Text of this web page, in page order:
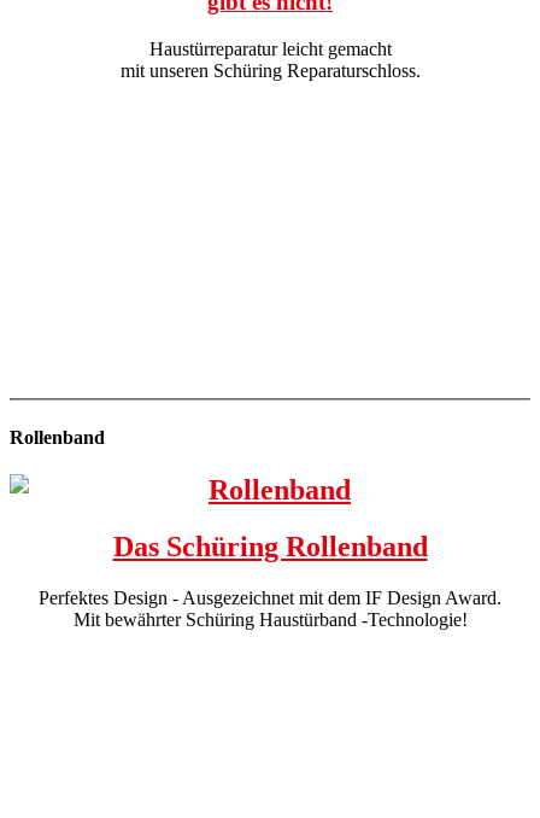
Haustürreparatur leicht gemacht
mit unseren Schüring Reparaturschloss.
Rollenband
Das Schüring Rollenband
Perfektes Design - Ausgezeichnet mit dem IF Design Award.
Mit bewährter Schüring Haustürband -Technologie!